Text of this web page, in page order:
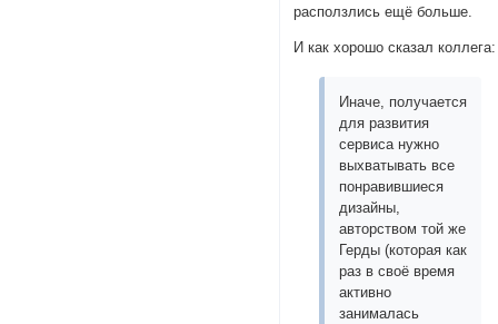
расползлись ещё больше.
И как хорошо сказал коллега:
Иначе, получается
для развития
сервиса нужно
выхватывать все
понравившиеся
дизайны,
авторством той же
Герды (которая как
раз в своё время
активно
занималась